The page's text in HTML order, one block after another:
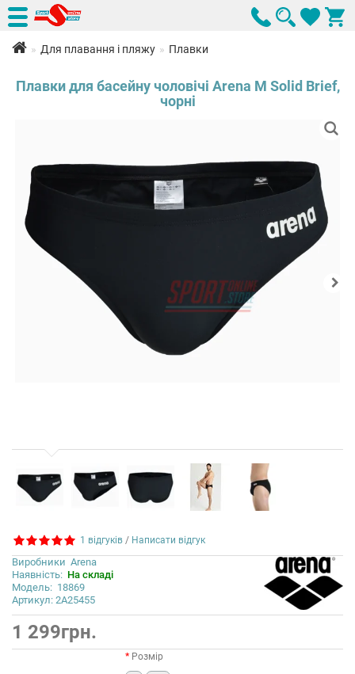
Для плавання і пляжу Плавки
Плавки для басейну чоловічі Arena M Solid Brief,
чорні
1 відгуків / Написати відгук
Виробники Arena
Наявність: На складі
Модель: 18869
Артикул: 2A25455
1 299грн.
Розмір